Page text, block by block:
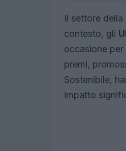
Il settore
contesto, gli
occasione
premi,
Sostenibile,
impatto